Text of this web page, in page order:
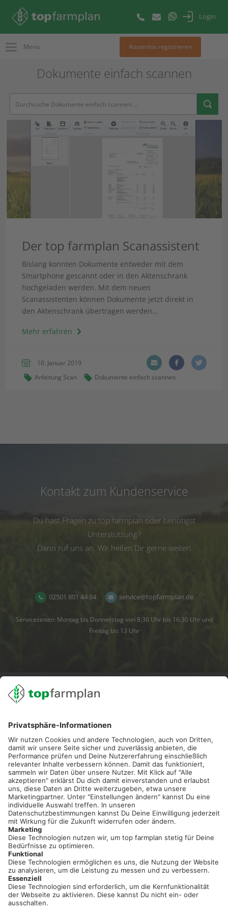
Login
Menü Kostenlos registrieren
Dokumente einfach scannen
Der top farmplan Scanassistent
Bislang konnten Dokumente entweder mit dem
Smartphone gescannt oder in den Aktenschrank
hochgeladen werden. Mit dem neuen
Scanassistenten können Dokumente jetzt direkt in
den Aktenschrank übertragen werden...
Mehr erfahren
10. Januar 2019
Anleitung Scan
Dokumente einfach scannen
Kontakt zum Kundenservice
Du hast Fragen zu top farmplan oder benötigst
Unterstützung?
Dann ruf uns an. Wir helfen Dir gerne weiter!
02501 801 44 84 service@topfarmplan.de
Servicezeiten: Montag bis Donnerstag von 8:30 Uhr bis 16:30 Uhr und
Freitag bis 13 Uhr
02501 801 44 84
service@topfarmplan.de
Sei immer auf dem Laufenden!
Neue Features, spannende Tipps und hilfreiche Anleitungen!
Registriere dich kostenlos!